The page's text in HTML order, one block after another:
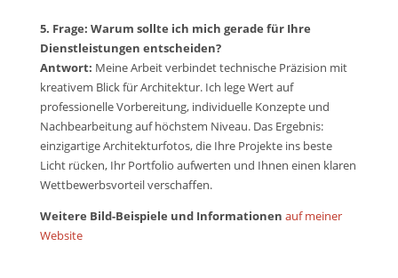
5. Frage: Warum sollte ich mich gerade für Ihre
Dienstleistungen entscheiden?
Antwort: Meine Arbeit verbindet technische Präzision mit
kreativem Blick für Architektur. Ich lege Wert auf
professionelle Vorbereitung, individuelle Konzepte und
Nachbearbeitung auf höchstem Niveau. Das Ergebnis:
einzigartige Architekturfotos, die Ihre Projekte ins beste
Licht rücken, Ihr Portfolio aufwerten und Ihnen einen klaren
Wettbewerbsvorteil verschaffen.
Weitere Bild-Beispiele und Informationen auf meiner
Website